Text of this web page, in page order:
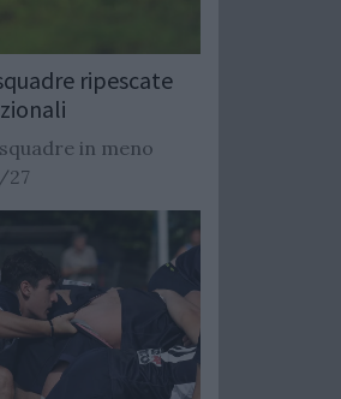
ripescate
in meno
27